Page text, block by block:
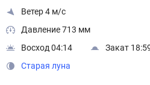
Ветер 4 м/с
Давление 713 мм
Восход 04:14
Закат
Старая луна